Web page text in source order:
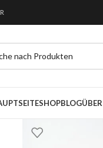
SHOPBLOG